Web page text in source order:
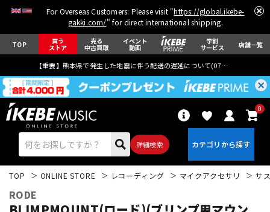
For Overseas Customers: Please visit "https://global.ikebe-
gakki.com/" for direct international shipping.
TOP 買う
ストア
売る
中古買取
イベント
動画
学割
サービス 店舗一覧
【重要】熊本県で発生した地震に伴う配送の遅延について(07月29日
詳細検索
0
TOP ONLINE STORE レコーディング マイクアクセサリ サ
RODE